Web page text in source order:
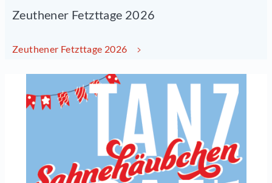
Zeuthener Fetzttage 2026
Zeuthener Fetzttage 2026